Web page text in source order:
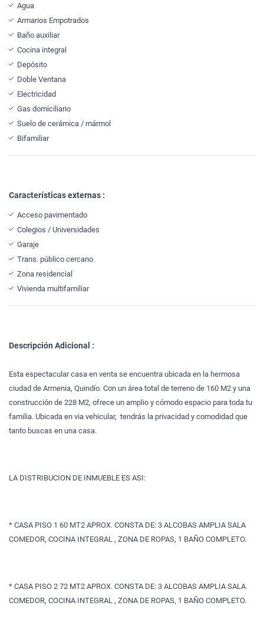
Agua
Armarios Empotrados
Baño auxiliar
Cocina integral
Depósito
Doble Ventana
Electricidad
Gas domiciliario
Suelo de cerámica / mármol
Bifamiliar
Características externas :
Acceso pavimentado
Colegios / Universidades
Garaje
Trans. público cercano
Zona residencial
Vivienda multifamiliar
Descripción Adicional :
Esta espectacular casa en venta se encuentra ubicada en la hermosa
ciudad de Armenia, Quindío. Con un área total de terreno de 160 M2 y una
construcción de 228 M2, ofrece un amplio y cómodo espacio para toda tu
familia. Ubicada en via vehicular, tendrás la privacidad y comodidad que
tanto buscas en una casa.
LA DISTRIBUCION DE INMUEBLE ES ASI:
* CASA PISO 1 60 MT2 APROX. CONSTA DE: 3 ALCOBAS AMPLIA SALA
COMEDOR, COCINA INTEGRAL , ZONA DE ROPAS, 1 BAÑO COMPLETO.
* CASA PISO 2 72 MT2 APROX. CONSTA DE: 3 ALCOBAS AMPLIA SALA
COMEDOR, COCINA INTEGRAL , ZONA DE ROPAS, 1 BAÑO COMPLETO.